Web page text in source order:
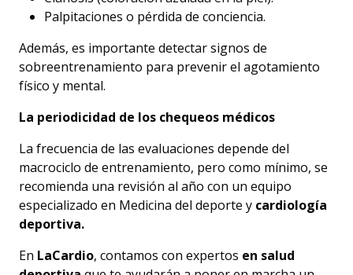
Palpitaciones o pérdida de conciencia.
Además, es importante detectar signos de
sobreentrenamiento para prevenir el agotamiento
físico y mental.
La periodicidad de los chequeos médicos
La frecuencia de las evaluaciones depende del
macrociclo de entrenamiento, pero como mínimo, se
recomienda una revisión al año con un equipo
especializado en Medicina del deporte y cardiología
deportiva.
En LaCardio, contamos con expertos en salud